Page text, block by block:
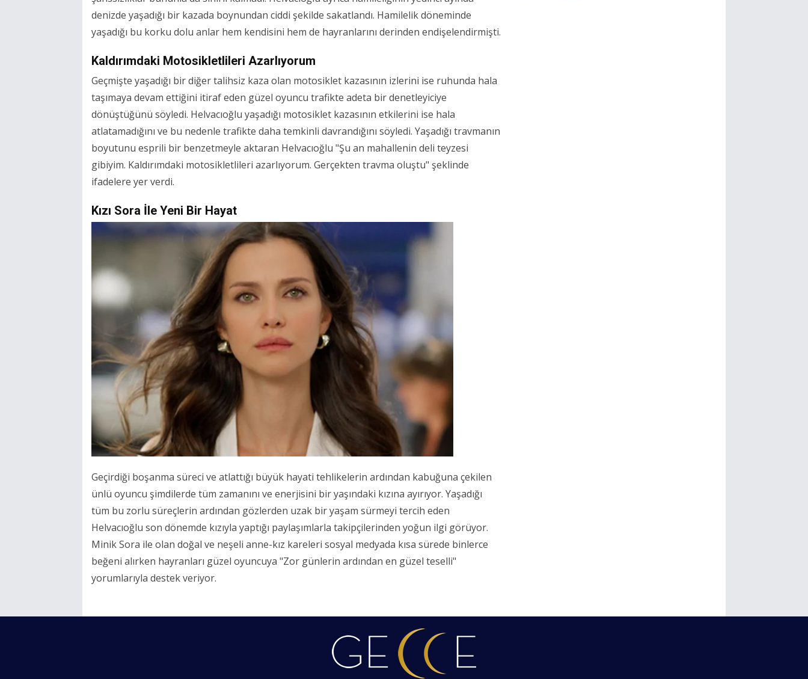
denizde yaşadığı bir kazada boynundan ciddi şekilde sakatlandı. Hamilelik döneminde
yaşadığı bu korku dolu anlar hem kendisini hem de hayranlarını derinden endişelendirmişti.
Kaldırımdaki Motosikletlileri Azarlıyorum
Geçmişte yaşadığı bir diğer talihsiz kaza olan motosiklet kazasının izlerini ise ruhunda hala
taşımaya devam ettiğini itiraf eden güzel oyuncu trafikte adeta bir denetleyiciye
dönüştüğünü söyledi. Helvacıoğlu yaşadığı motosiklet kazasının etkilerini ise hala
atlatamadığını ve bu nedenle trafikte daha temkinli davrandığını söyledi. Yaşadığı travmanın
boyutunu esprili bir benzetmeyle aktaran Helvacıoğlu "Şu an mahallenin deli teyzesi
gibiyim. Kaldırımdaki motosikletlileri azarlıyorum. Gerçekten travma oluştu" şeklinde
ifadelere yer verdi.
Kızı Sora İle Yeni Bir Hayat
Geçirdiği boşanma süreci ve atlattığı büyük hayati tehlikelerin ardından kabuğuna çekilen
ünlü oyuncu şimdilerde tüm zamanını ve enerjisini bir yaşındaki kızına ayırıyor. Yaşadığı
tüm bu zorlu süreçlerin ardından gözlerden uzak bir yaşam sürmeyi tercih eden
Helvacıoğlu son dönemde kızıyla yaptığı paylaşımlarla takipçilerinden yoğun ilgi görüyor.
Minik Sora ile olan doğal ve neşeli anne-kız kareleri sosyal medyada kısa sürede binlerce
beğeni alırken hayranları güzel oyuncuya "Zor günlerin ardından en güzel teselli"
yorumlarıyla destek veriyor.